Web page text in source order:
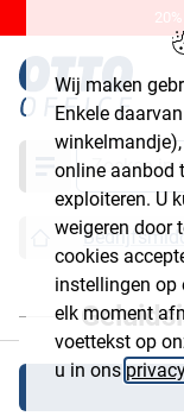
Wij maken
Enkele
online aanbod
exploiteren. U
weigeren door
cookies
instellingen op
elk moment
voettekst op
u in ons
Zoeken